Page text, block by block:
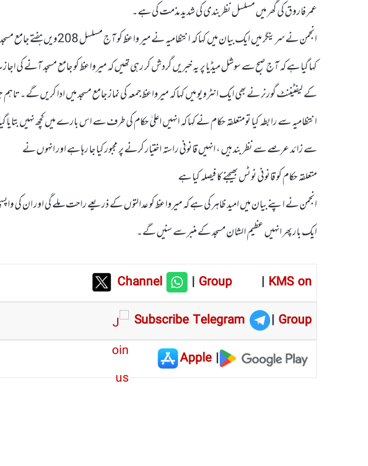
عمر فاروق کی گھر میں مسلسل نظربندی کی شدید مذمت کی ہے۔
انجمن نے سرینگر میں ایک بیان میں کہا
کہا گیا ہے کہ آج صبح سے سوشل میڈیا پر یہ خبریں گردش کر رہی تھیں کہ میرواعظ کو جامع مسجد آنے کی
کے لیفٹیننٹ گورنر نے بھی ایک انٹرویو میں کہا کہ میرواعظ جمعہ کی نماز جامع مسجد میں ادا کریں
انتظامیہ سے رابطہ کیا تومتعلقہ حکام نے کہا کہ انہیں اعلیٰ حکام کی طرف سے اس بارے میں کچھ نہیں بتایا
سے زائد عرصے سے نظر بند ہیں ، انہیں قانونی راستہ اختیار کرنے پر مجبور کیا جا رہا ہے اور انہوں نے
متعلقہ حکام کو قانونی نوٹس بھیجنے کا فیصلہ کیا ہے
انجمن نے اپنے بیان میں امید ظاہر کی ہے کہ میرواعظ کو عدالتوں کے ذریعے راحت ملے گی اور ان
ایک بار پھر انہیں عظیم الشان مسجد کے منبر سے سنیں گے۔
Channel |Group | KMS on
Subscribe Telegram
| Group
|
Apple